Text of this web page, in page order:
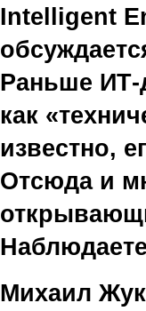
Intelligent
Раньше ИТ-
как
известно,
Отсюда и
Михаил